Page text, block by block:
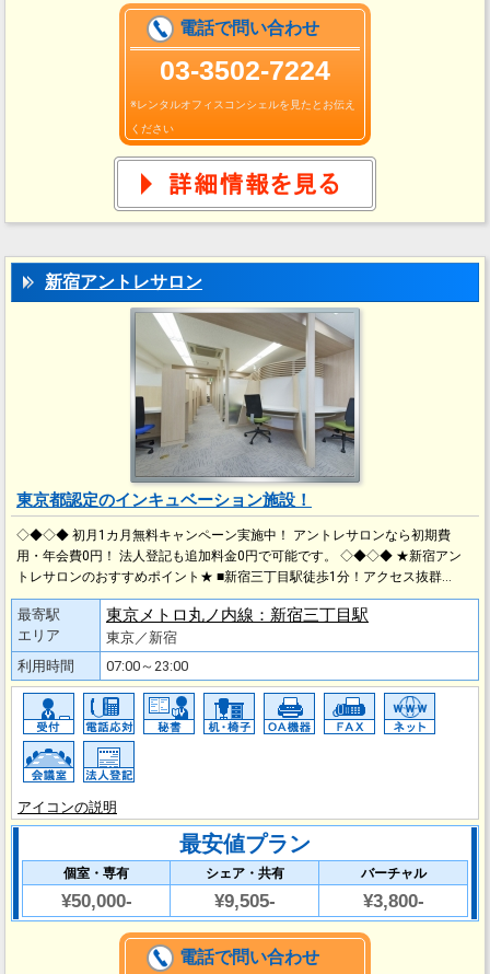
電話で問い合わせ
03-3502-7224
※レンタルオフィスコンシェルを見たとお伝え
ください
新宿アントレサロン
東京都認定のインキュベーション施設！
◇◆◇◆ 初月1カ月無料キャンペーン実施中！ アントレサロンなら初期費
用・年会費0円！ 法人登記も追加料金0円で可能です。 ◇◆◇◆ ★新宿アン
トレサロンのおすすめポイント★ ■新宿三丁目駅徒歩1分！アクセス抜群…
最寄駅
エリア
東京メトロ丸ノ内線：新宿三丁目駅
東京／新宿
利用時間
07:00～23:00
アイコンの説明
最安値プラン
個室・専有 シェア・共有 バーチャル
¥50,000- ¥9,505- ¥3,800-
電話で問い合わせ